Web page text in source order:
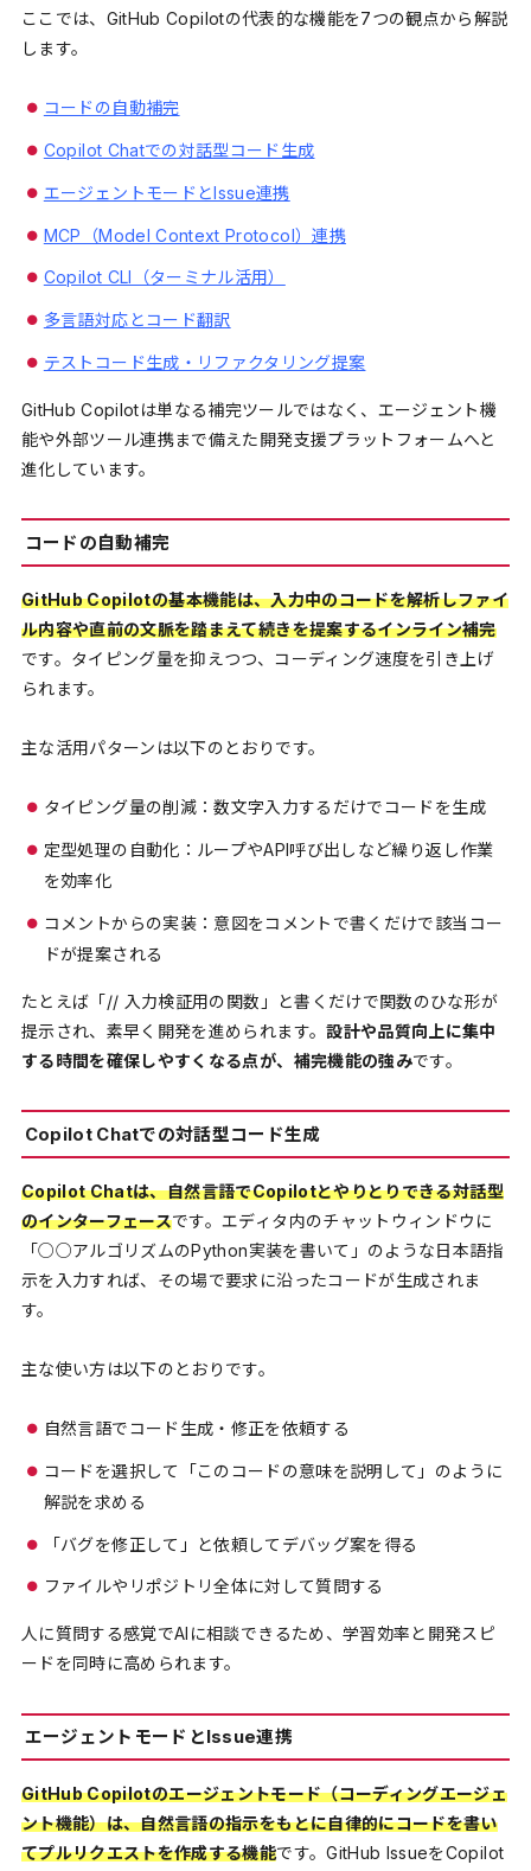
ここでは、GitHub Copilotの代表的な機能を7つの観点から解説
します。
コードの自動補完
Copilot Chatでの対話型コード生成
エージェントモードとIssue連携
MCP（Model Context Protocol）連携
Copilot CLI（ターミナル活用）
多言語対応とコード翻訳
テストコード生成・リファクタリング提案
GitHub Copilotは単なる補完ツールではなく、エージェント機
能や外部ツール連携まで備えた開発支援プラットフォームへと
進化しています。
コードの自動補完
GitHub Copilotの基本機能は、入力中のコードを解析しファイ
ル内容や直前の文脈を踏まえて続きを提案するインライン補完
です。タイピング量を抑えつつ、コーディング速度を引き上げ
られます。
主な活用パターンは以下のとおりです。
タイピング量の削減：数文字入力するだけでコードを生成
定型処理の自動化：ループやAPI呼び出しなど繰り返し作業
を効率化
コメントからの実装：意図をコメントで書くだけで該当コー
ドが提案される
たとえば「// 入力検証用の関数」と書くだけで関数のひな形が
提示され、素早く開発を進められます。設計や品質向上に集中
する時間を確保しやすくなる点が、補完機能の強みです。
Copilot Chatでの対話型コード生成
Copilot Chatは、自然言語でCopilotとやりとりできる対話型
のインターフェースです。エディタ内のチャットウィンドウに
「○○アルゴリズムのPython実装を書いて」のような日本語指
示を入力すれば、その場で要求に沿ったコードが生成されま
す。
主な使い方は以下のとおりです。
自然言語でコード生成・修正を依頼する
コードを選択して「このコードの意味を説明して」のように
解説を求める
「バグを修正して」と依頼してデバッグ案を得る
ファイルやリポジトリ全体に対して質問する
人に質問する感覚でAIに相談できるため、学習効率と開発スピ
ードを同時に高められます。
エージェントモードとIssue連携
GitHub Copilotのエージェントモード（コーディングエージェ
ント機能）は、自然言語の指示をもとに自律的にコードを書い
てプルリクエストを作成する機能です。GitHub IssueをCopilot